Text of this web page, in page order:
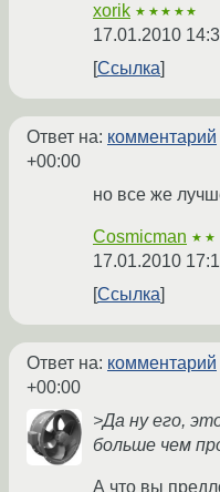
xorik ★★★★★
17.01.2010
Ссылка
Ответ на: комментарий
+00:00
но все же
Cosmicman ★★
17.01.2010
Ссылка
Ответ на: комментарий
+00:00
>Да ну его,
больше чем
А что вы